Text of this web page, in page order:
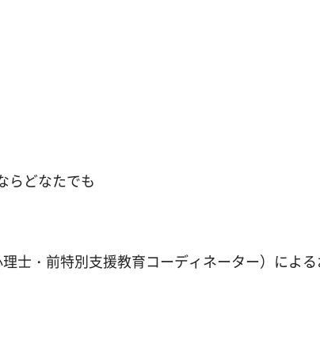
らどなたでも
・前特別支援教育コーディネーター）によ